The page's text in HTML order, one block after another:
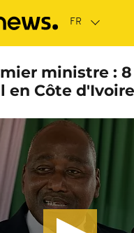
ministre :
en Côte d'Ivoire